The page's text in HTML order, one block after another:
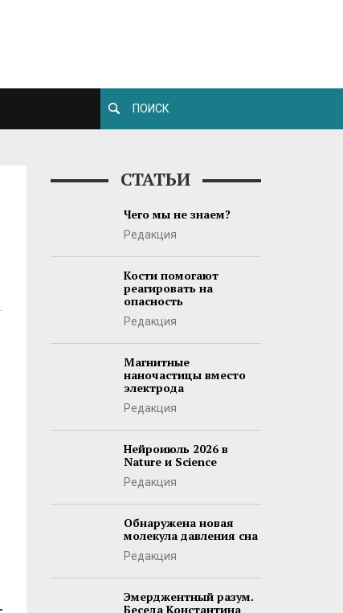
СТАТЬИ
Чего мы не знаем?
Редакция
Кости помогают
реагировать на
опасность
Редакция
Магнитные
наночастицы вместо
электрода
Редакция
Нейроиюль 2026 в
Nature и Science
Редакция
Обнаружена новая
молекула давления сна
Редакция
Эмерджентный разум.
Беседа Константина